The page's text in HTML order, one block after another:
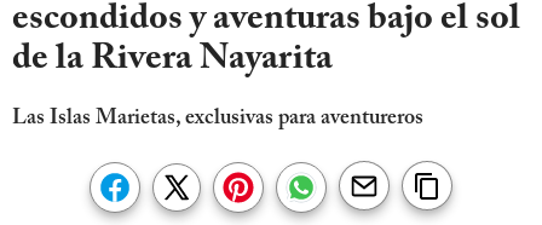
escondidos y aventuras bajo el sol
de la Rivera Nayarita
Las Islas Marietas, exclusivas para aventureros